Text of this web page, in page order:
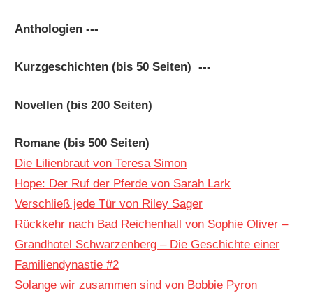
Anthologien ---
Kurzgeschichten (bis 50 Seiten) ---
Novellen (bis 200 Seiten)
Romane (bis 500 Seiten)
Die Lilienbraut von Teresa Simon
Hope: Der Ruf der Pferde von Sarah Lark
Verschließ jede Tür von Riley Sager
Rückkehr nach Bad Reichenhall von Sophie Oliver –
Grandhotel Schwarzenberg – Die Geschichte einer
Familiendynastie #2
Solange wir zusammen sind von Bobbie Pyron